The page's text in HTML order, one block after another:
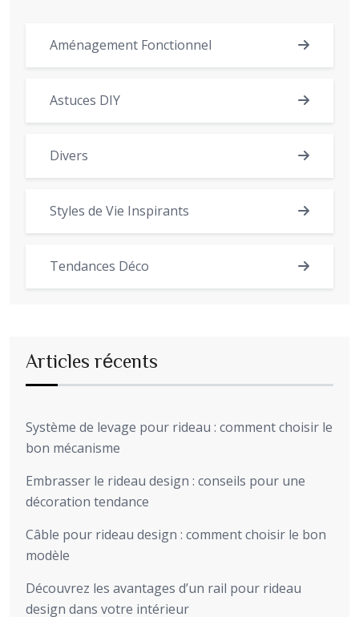
Aménagement Fonctionnel
Astuces DIY
Divers
Styles de Vie Inspirants
Tendances Déco
Articles récents
Système de levage pour rideau : comment choisir le
bon mécanisme
Embrasser le rideau design : conseils pour une
décoration tendance
Câble pour rideau design : comment choisir le bon
modèle
Découvrez les avantages d’un rail pour rideau
design dans votre intérieur